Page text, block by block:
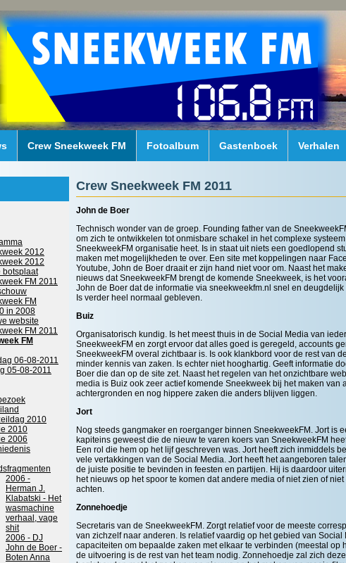
Crew Sneekweek FM Fotoalbum Gastenboek Verhalen
2012
2012
botsplaat
FM 2011
FM
in 2008
website
FM 2011
FM
06-08-2011
05-08-2011
2010
2010
2006
2006 -
Herman J.
Klabatski - Het
wasmachine
verhaal, vage
shit
2006 - DJ
John de Boer -
Boten Anna
Crew Sneekweek FM 2011
John de Boer
Technisch wonder van de groep. Founding father van de
om zich te ontwikkelen tot onmisbare schakel in het complexe
SneekweekFM organisatie heet. Is in staat uit niets een goedlopend
maken met mogelijkheden te over. Een site met koppelingen naar
Youtube, John de Boer draait er zijn hand niet voor om. Naast het
nieuws dat SneekweekFM brengt de komende Sneekweek, is het
John de Boer dat de informatie via sneekweekfm.nl snel en
Is verder heel normaal gebleven.
Buiz
Organisatorisch kundig. Is het meest thuis in de Social Media van
SneekweekFM en zorgt ervoor dat alles goed is geregeld, accounts
SneekweekFM overal zichtbaar is. Is ook klankbord voor de rest van
minder kennis van zaken. Is echter niet hooghartig. Geeft informatie
Boer die dan op de site zet. Naast het regelen van het onzichtbare
media is Buiz ook zeer actief komende Sneekweek bij het maken van
achtergronden en nog hippere zaken die anders blijven liggen.
Jort
Nog steeds gangmaker en roerganger binnen SneekweekFM. Jort is
kapiteins geweest die de nieuw te varen koers van SneekweekFM
Een rol die hem op het lijf geschreven was. Jort heeft zich inmiddels
vele vertakkingen van de Social Media. Jort heeft het aangeboren
de juiste positie te bevinden in feesten en partijen. Hij is daardoor
het nieuws op het spoor te komen dat andere media of niet zien of
achten.
Zonnehoedje
Secretaris van de SneekweekFM. Zorgt relatief voor de meeste
van zichzelf naar anderen. Is relatief vaardig op het gebied van Social
capaciteiten om bepaalde zaken met elkaar te verbinden (meestal op
de uitvoering is de rest van het team nodig. Zonnehoedje zal zich